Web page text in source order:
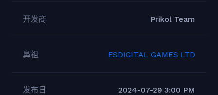
开发商 Prikol Team
鼻祖 ESDIGITAL GAMES LTD
发布日 2024-07-29 3:00 PM